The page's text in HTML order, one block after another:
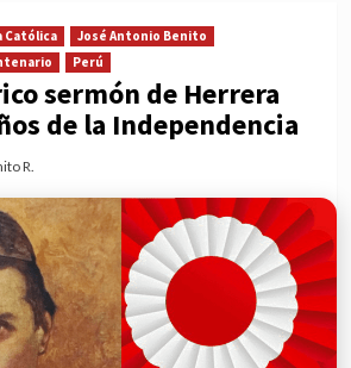
Católica
José Antonio Benito
Perú
sermón de Herrera
de la Independencia
R.